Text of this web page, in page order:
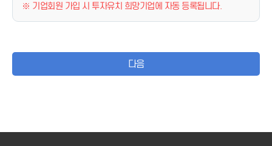
※ 기업회원 가입 시 투자유치 희망기업에 자동 등록됩니다.
다음